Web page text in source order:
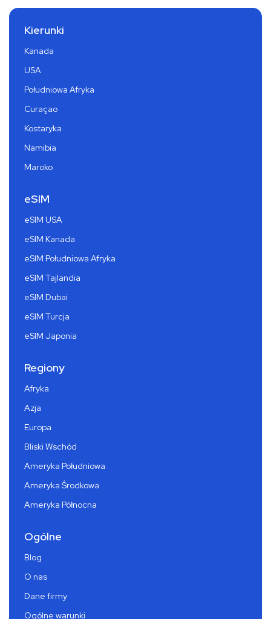
Kierunki
Kanada
USA
Południowa Afryka
Curaçao
Kostaryka
Namibia
Maroko
eSIM
eSIM USA
eSIM Kanada
eSIM Południowa Afryka
eSIM Tajlandia
eSIM Dubai
eSIM Turcja
eSIM Japonia
Regiony
Afryka
Azja
Europa
Bliski Wschód
Ameryka Południowa
Ameryka Środkowa
Ameryka Północna
Ogólne
Blog
O nas
Dane firmy
Ogólne warunki